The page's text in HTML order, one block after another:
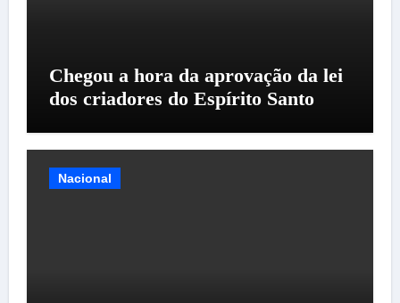
Chegou a hora da aprovação da lei
dos criadores do Espírito Santo
Nacional